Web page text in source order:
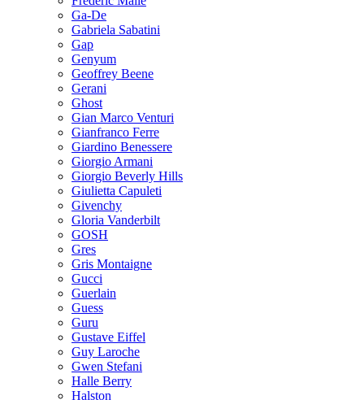
Ga-De
Gabriela Sabatini
Gap
Genyum
Geoffrey Beene
Gerani
Ghost
Gian Marco Venturi
Gianfranco Ferre
Giardino Benessere
Giorgio Armani
Giorgio Beverly Hills
Giulietta Capuleti
Givenchy
Gloria Vanderbilt
GOSH
Gres
Gris Montaigne
Gucci
Guerlain
Guess
Guru
Gustave Eiffel
Guy Laroche
Gwen Stefani
Halle Berry
Halston